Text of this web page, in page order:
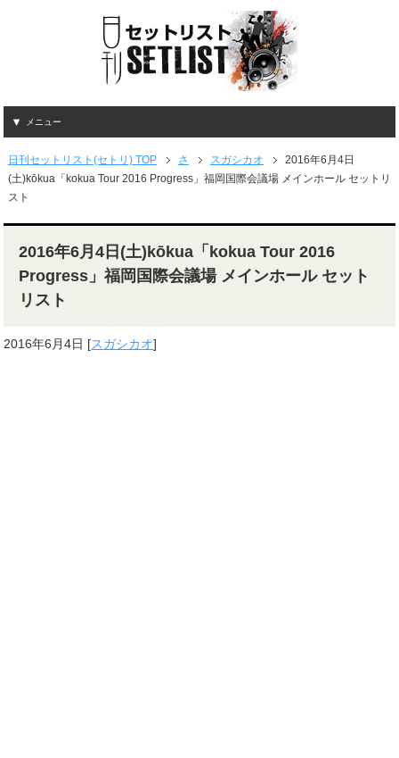
メニュー
日刊セットリスト(セトリ) TOP さ スガシカオ
2016年6月4日
(土)kōkua「kokua Tour 2016 Progress」福岡国際会議場 メインホール セットリ
スト
2016年6月4日(土)kōkua「kokua Tour 2016
Progress」福岡国際会議場 メインホール セット
リスト
2016年6月4日 [スガシカオ]